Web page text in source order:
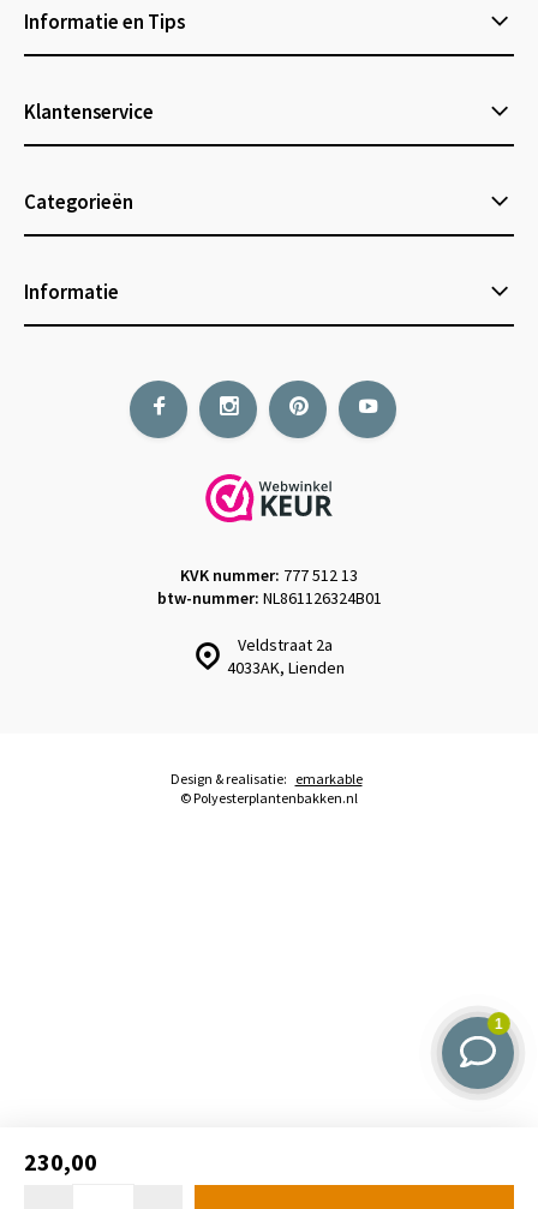
230,00
Informatie en Tips
Klantenservice
Categorieën
Informatie
Veldstraat 2a
4033AK, Lienden
KVK nummer: 777 512 13
btw-nummer: NL861126324B01
© Polyesterplantenbakken.nl
Design & realisatie: emarkable